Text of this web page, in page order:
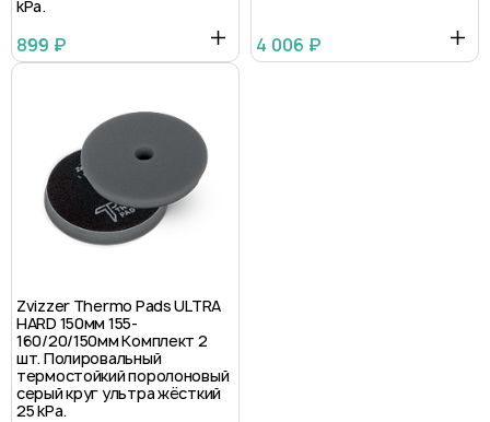
kPa.
899 ₽ 4 006 ₽
Zvizzer Thermo Pads ULTRA
HARD 150мм 155-
160/20/150мм Комплект 2
шт. Полировальный
термостойкий поролоновый
серый круг ультра жёсткий
25 kPa.